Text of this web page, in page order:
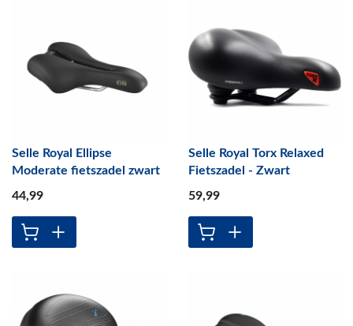
Selle Royal Ellipse
Moderate fietszadel zwart
44,99
Selle Royal Torx Relaxed
Fietszadel - Zwart
59,99